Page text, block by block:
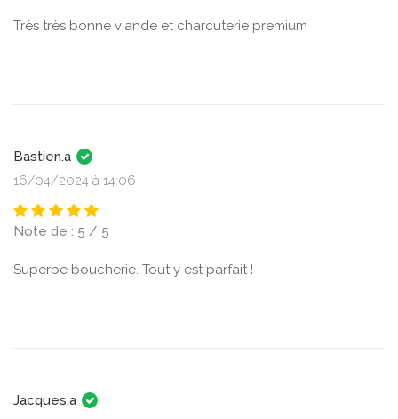
Très très bonne viande et charcuterie premium
Bastien.a
16/04/2024 à 14:06
Note de : 5 / 5
Superbe boucherie. Tout y est parfait !
Jacques.a